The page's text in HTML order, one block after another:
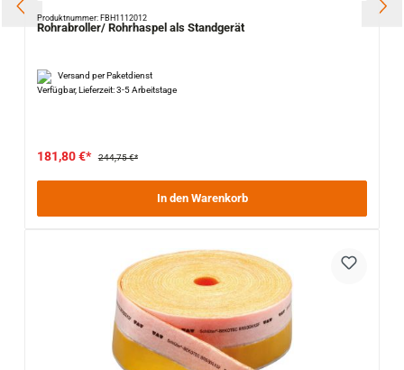
Produktnummer: FBH1112012
Rohrabroller/ Rohrhaspel als Standgerät
Versand per Paketdienst
Verfügbar, Lieferzeit: 3-5 Arbeitstage
181,80 €* 244,75 €*
In den Warenkorb